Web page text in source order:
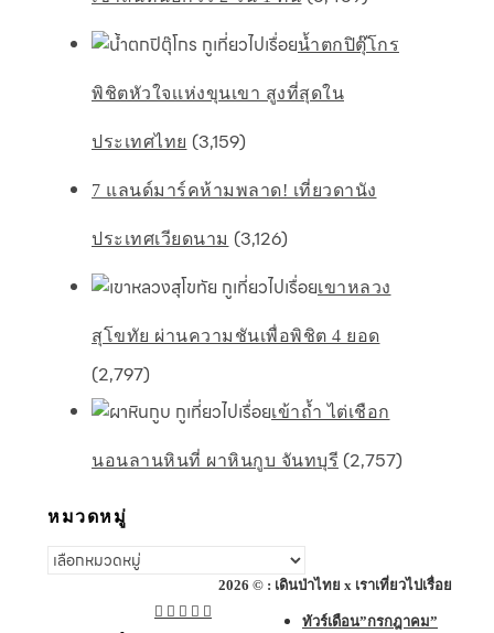
น้ำตกปิตุ๊โกร
พิชิตหัวใจเเห่งขุนเขา สูงที่สุดใน
ประเทศไทย (3,159)
7 แลนด์มาร์คห้ามพลาด! เที่ยวดานัง
ประเทศเวียดนาม (3,126)
เขาหลวง
สุโขทัย ผ่านความชันเพื่อพิชิต 4 ยอด
(2,797)
เข้าถ้ำ ไต่เชือก
นอนลานหินที่ ผาหินกูบ จันทบุรี (2,757)
หมวดหมู่
หมวด
2026 © : เดินป่าไทย x เราเที่ยวไปเรื่อย
ทัวร์เดือน”กรกฎาคม”